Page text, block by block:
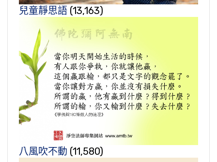
兒童靜思語 (13,163)
八風吹不動 (11,580)